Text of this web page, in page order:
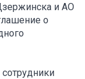
и АО
о